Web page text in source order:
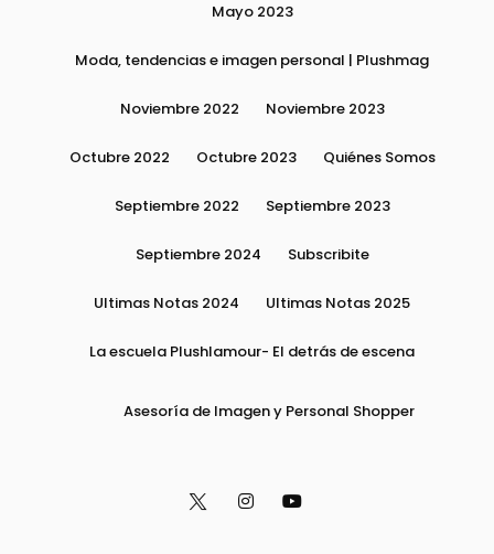
Mayo 2023
Moda, tendencias e imagen personal | Plushmag
Noviembre 2022 Noviembre 2023
Octubre 2022 Octubre 2023 Quiénes Somos
Septiembre 2022 Septiembre 2023
Septiembre 2024 Subscribite
Ultimas Notas 2024 Ultimas Notas 2025
La escuela Plushlamour- El detrás de escena
Asesoría de Imagen y Personal Shopper